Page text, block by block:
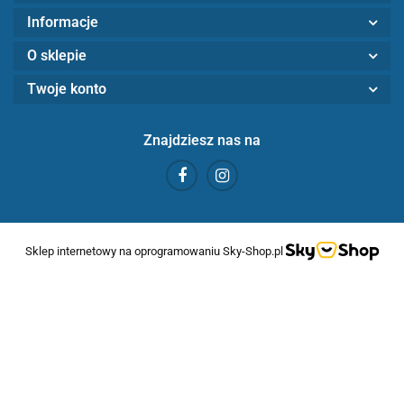
Informacje
O sklepie
Twoje konto
Znajdziesz nas na
Sklep internetowy na oprogramowaniu Sky-Shop.pl